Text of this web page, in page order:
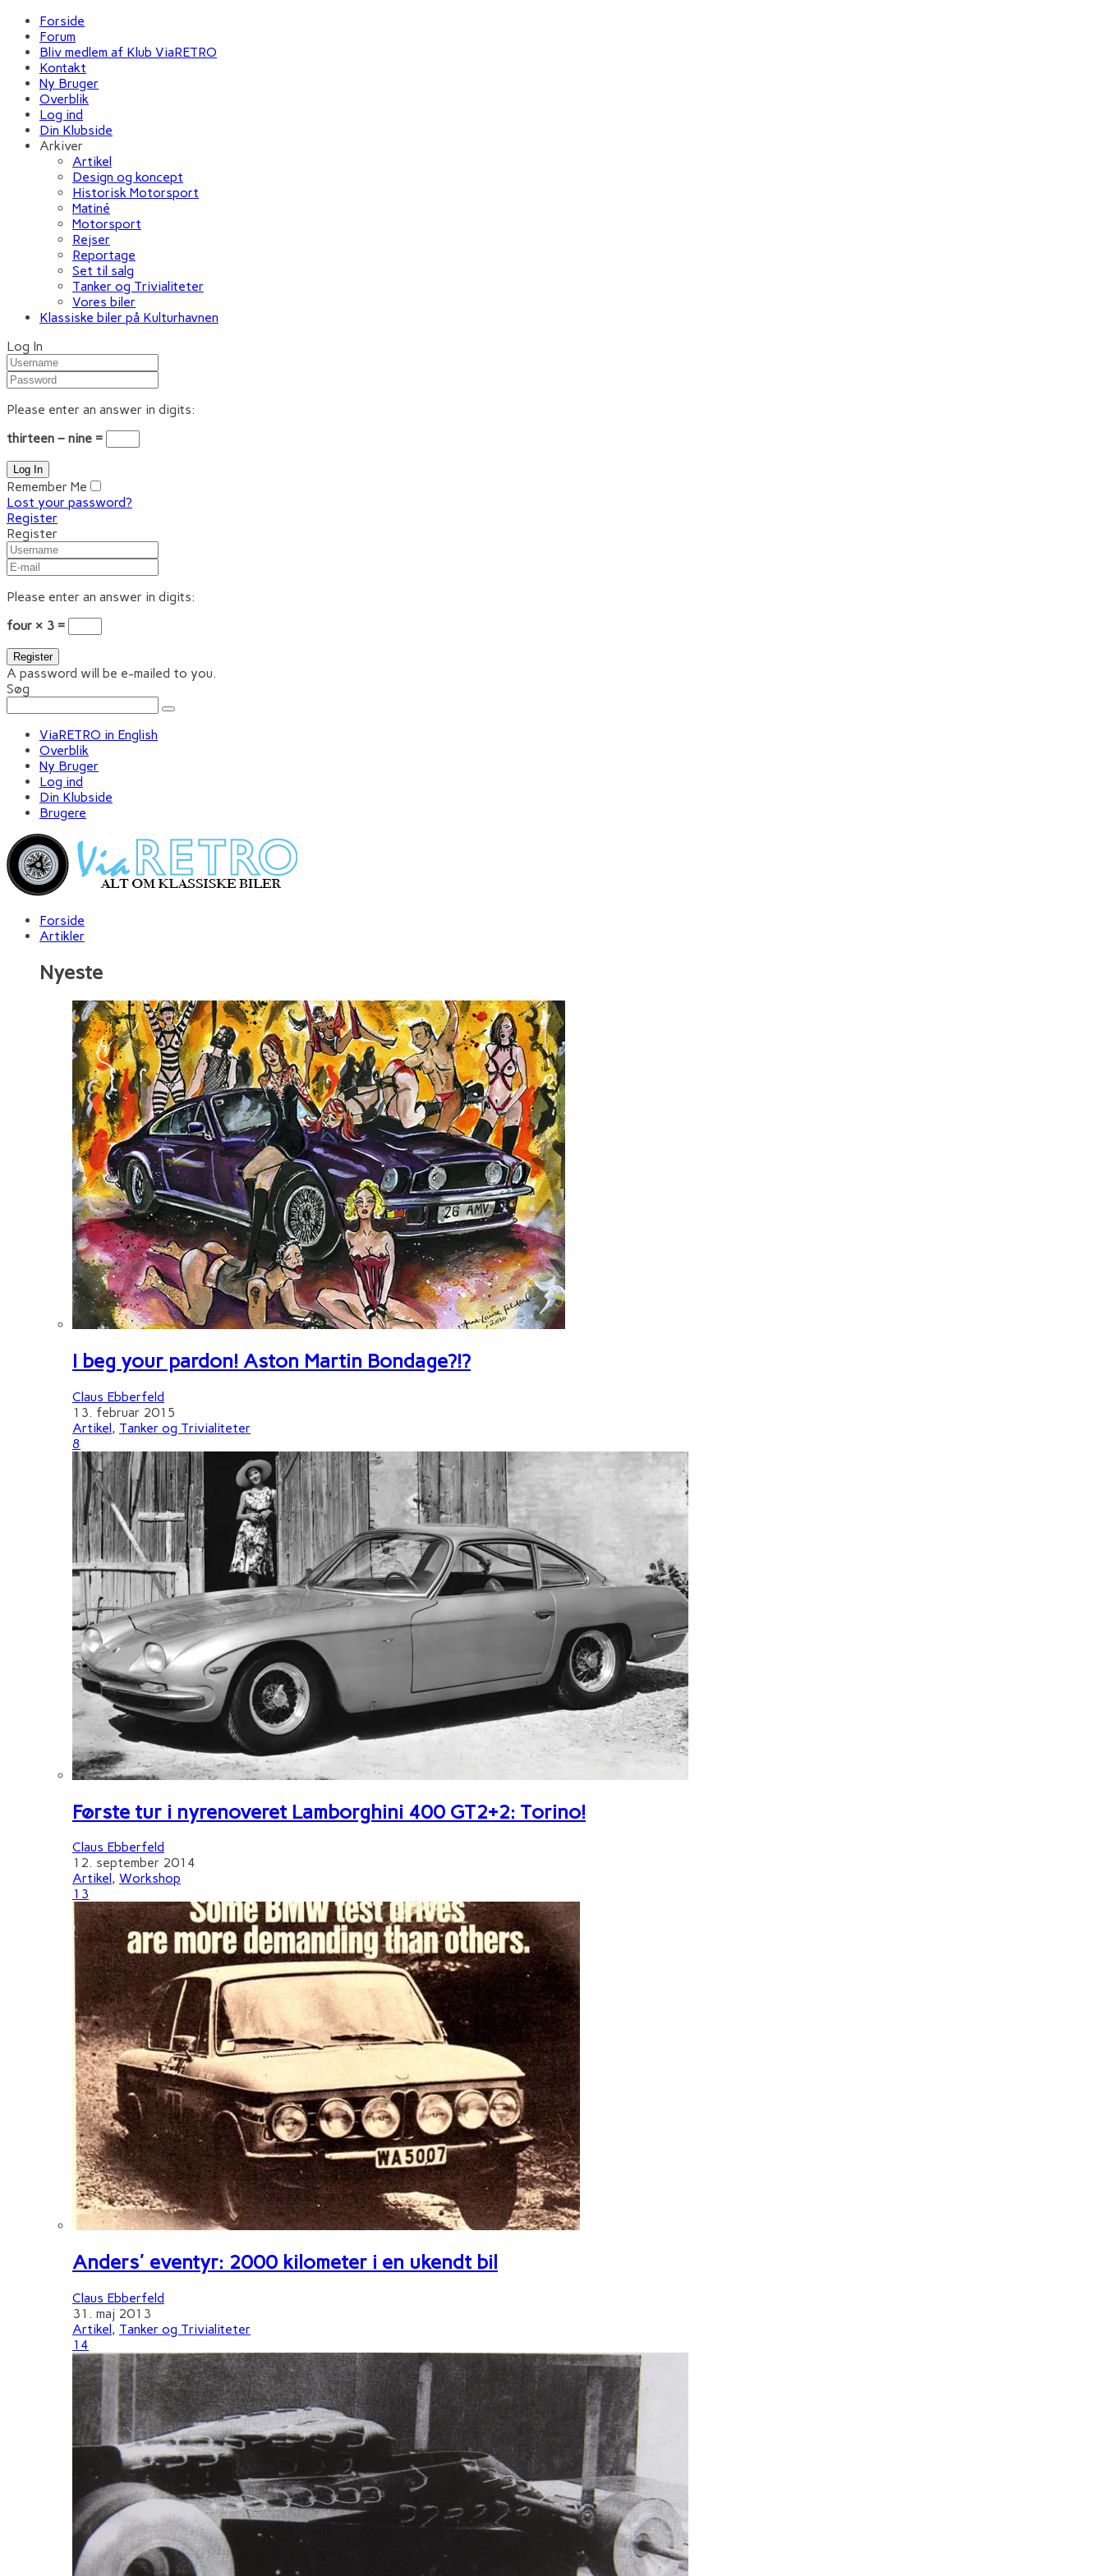
Forside
Forum
Bliv medlem af Klub ViaRETRO
Kontakt
Ny Bruger
Overblik
Log ind
Din Klubside
Arkiver
Artikel
Design og koncept
Historisk Motorsport
Matiné
Motorsport
Rejser
Reportage
Set til salg
Tanker og Trivialiteter
Vores biler
Klassiske biler på Kulturhavnen
Log In
Please enter an answer in digits:
thirteen − nine =
Remember Me
Lost your password?
Register
Register
Please enter an answer in digits:
four × 3 =
A password will be e-mailed to you.
Søg
ViaRETRO in English
Overblik
Ny Bruger
Log ind
Din Klubside
Brugere
Forside
Artikler
Nyeste
I beg your pardon! Aston Martin Bondage?!?
Claus Ebberfeld
13. februar 2015
Artikel, Tanker og Trivialiteter
8
Første tur i nyrenoveret Lamborghini 400 GT2+2: Torino!
Claus Ebberfeld
12. september 2014
Artikel , Workshop
13
Anders' eventyr: 2000 kilometer i en ukendt bil
Claus Ebberfeld
31. maj 2013
Artikel , Tanker og Trivialiteter
14